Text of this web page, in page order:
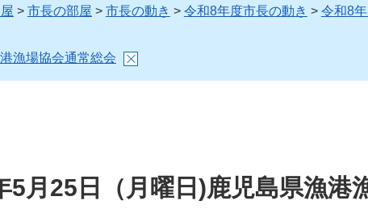
> 市長の部屋 > 市長の動き > 令和8年度市長の動き > 令和8
漁場協会通常総会
5月25日（月曜日)鹿児島県漁港